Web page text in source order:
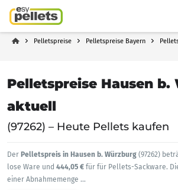
Pelletspreise Pelletspreise Bayern
Pelletspreise Hausen b.
aktuell
(97262) – Heute Pellets kaufen
Der Pelletspreis in Hausen b. Würzburg (97262)
lose Ware und 444,05 € für für Pellets-Sackware.
einer Abnahmemenge ...